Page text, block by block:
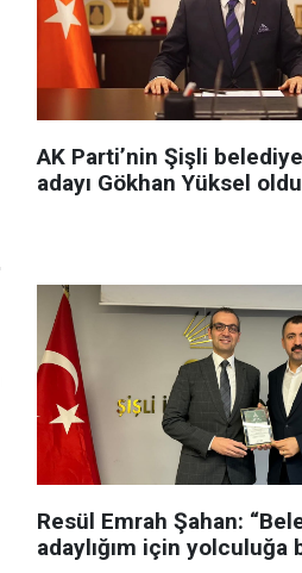
AK Parti’nin Şişli
adayı Gökhan Yüksel oldu
Resül Emrah Şahan:
adaylığım için yolculuğa